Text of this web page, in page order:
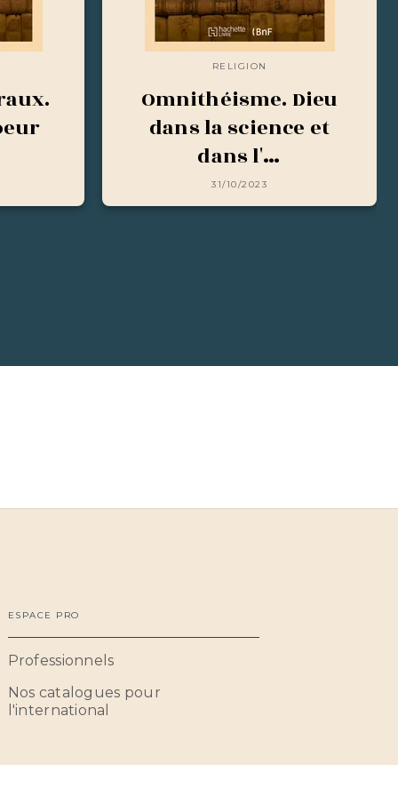
RELIGION
Omnithéisme. Dieu
dans la science et
dans l'…
31/10/2023
ESPACE PRO
Professionnels
Nos catalogues pour
l'international